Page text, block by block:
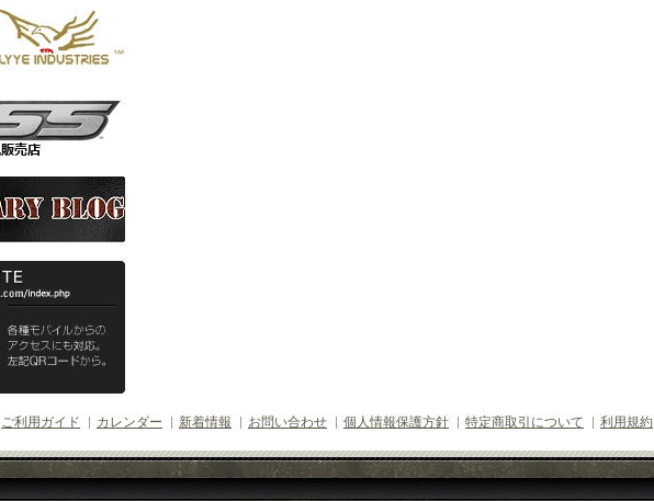
ご利用ガイド カレンダー 新着情報 お問い合わせ 個人情報保護方針 特定商取引について 利用規約